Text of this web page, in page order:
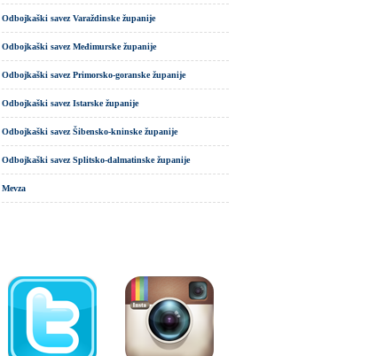
Odbojkaški savez Varaždinske županije
Odbojkaški savez Međimurske županije
Odbojkaški savez Primorsko-goranske županije
Odbojkaški savez Istarske županije
Odbojkaški savez Šibensko-kninske županije
Odbojkaški savez Splitsko-dalmatinske županije
Mevza